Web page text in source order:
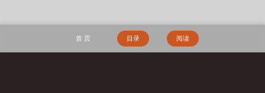
年代：我在58有块田 年代1959带全家做城里人
首 页 目录 阅读